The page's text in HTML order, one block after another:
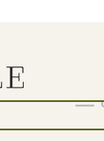
18 24